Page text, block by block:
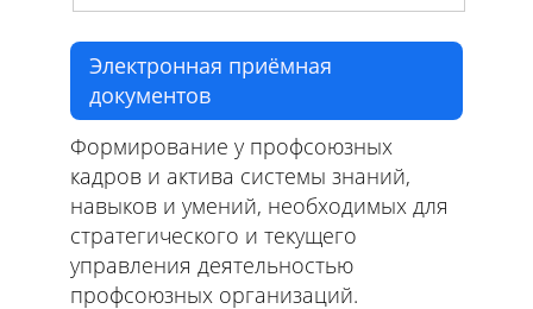
Электронная приёмная
документов
Формирование у профсоюзных
кадров и актива системы знаний,
навыков и умений, необходимых для
стратегического и текущего
управления деятельностью
профсоюзных организаций.